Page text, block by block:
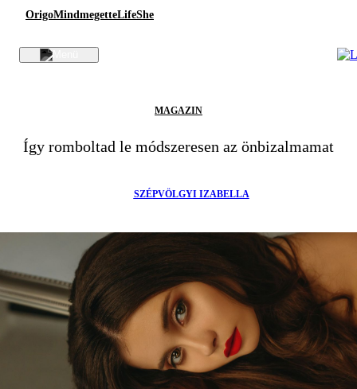
OrigoMindmegetteLifeShe
MAGAZIN
Így romboltad le módszeresen az önbizalmamat
SZÉPVÖLGYI IZABELLA